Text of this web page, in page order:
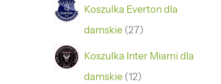
Koszulka Everton dla
damskie 27
Koszulka Inter Miami dla
damskie 12